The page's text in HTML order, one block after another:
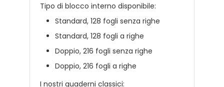
Tipo di blocco interno disponibile:
Standard, 128 fogli senza righe
Standard, 128 fogli a righe
Doppio, 216 fogli senza righe
Doppio, 216 fogli a righe
I nostri quaderni classici: